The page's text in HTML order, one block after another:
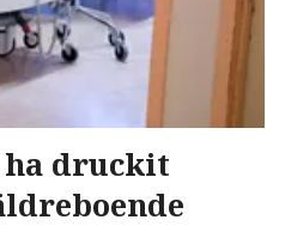
druckit